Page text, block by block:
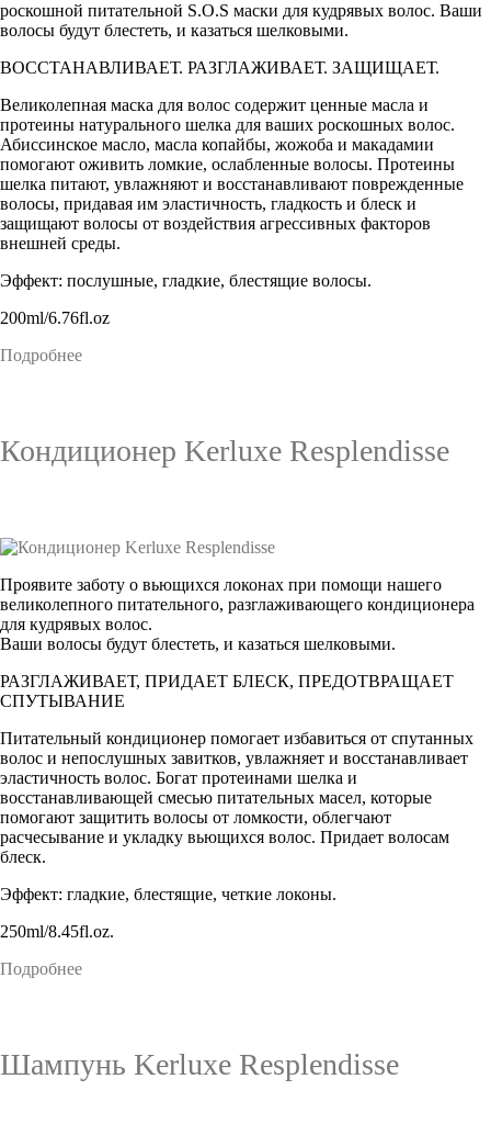
роскошной питательной S.O.S маски для кудрявых волос. Ваши
волосы будут блестеть, и казаться шелковыми.
ВОССТАНАВЛИВАЕТ. РАЗГЛАЖИВАЕТ. ЗАЩИЩАЕТ.
Великолепная маска для волос содержит ценные масла и
протеины натурального шелка для ваших роскошных волос.
Абиссинское масло, масла копайбы, жожоба и макадамии
помогают оживить ломкие, ослабленные волосы. Протеины
шелка питают, увлажняют и восстанавливают поврежденные
волосы, придавая им эластичность, гладкость и блеск и
защищают волосы от воздействия агрессивных факторов
внешней среды.
Эффект: послушные, гладкие, блестящие волосы.
200ml/6.76fl.oz
Подробнее
Кондиционер Kerluxe Resplendisse
Проявите заботу о вьющихся локонах при помощи нашего
великолепного питательного, разглаживающего кондиционера
для кудрявых волос.
Ваши волосы будут блестеть, и казаться шелковыми.
РАЗГЛАЖИВАЕТ, ПРИДАЕТ БЛЕСК, ПРЕДОТВРАЩАЕТ
СПУТЫВАНИЕ
Питательный кондиционер помогает избавиться от спутанных
волос и непослушных завитков, увлажняет и восстанавливает
эластичность волос. Богат протеинами шелка и
восстанавливающей смесью питательных масел, которые
помогают защитить волосы от ломкости, облегчают
расчесывание и укладку вьющихся волос. Придает волосам
блеск.
Эффект: гладкие, блестящие, четкие локоны.
250ml/8.45fl.oz.
Подробнее
Шампунь Kerluxe Resplendisse